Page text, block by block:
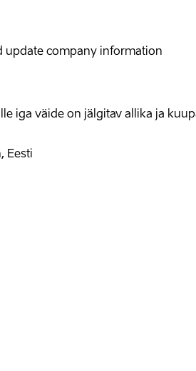
update company information
iga väide on jälgitav allika ja
Eesti